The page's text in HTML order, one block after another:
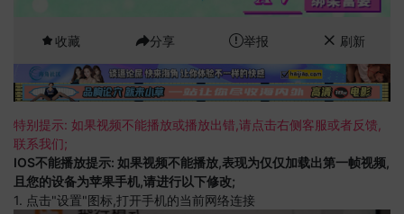
收藏 分享 举报 刷新
特别提示: 如果视频不能播放或播放出错,请点击右侧客服或者反馈,
联系我们;
IOS不能播放提示: 如果视频不能播放,表现为仅仅加载出第一帧视频,
且您的设备为苹果手机,请进行以下修改;
1. 点击"设置"图标,打开手机的当前网络连接